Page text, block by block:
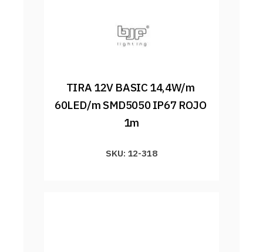
TIRA 12V BASIC 14,4W/m
60LED/m SMD5050 IP67 ROJO
1m
SKU: 12-318